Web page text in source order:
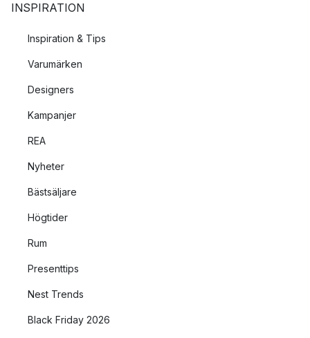
INSPIRATION
Inspiration & Tips
Varumärken
Designers
Kampanjer
REA
Nyheter
Bästsäljare
Högtider
Rum
Presenttips
Nest Trends
Black Friday 2026